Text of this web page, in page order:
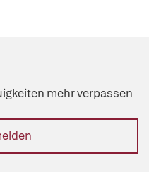
mehr verpassen